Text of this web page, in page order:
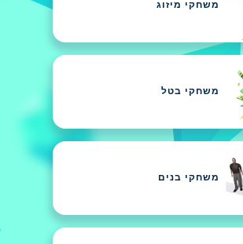
משחקי מיזוג
משחקי בטל
משחקי בנים